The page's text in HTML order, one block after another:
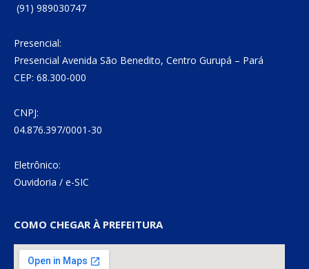
(91) 989030747
Presencial:
Presencial Avenida São Benedito, Centro Gurupá – Pará
CEP: 68.300-000
CNPJ:
04.876.397/0001-30
Eletrônico:
Ouvidoria / e-SIC
COMO CHEGAR À PREFEITURA